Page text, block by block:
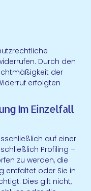
Durch den
der
erfolgten
Im Einzelfall
auf einer
Profiling –
zu werden, die
entfaltet oder Sie in
Dies gilt nicht,